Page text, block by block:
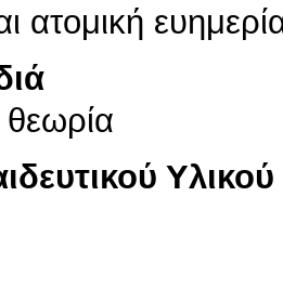
ατομική
Υλικού